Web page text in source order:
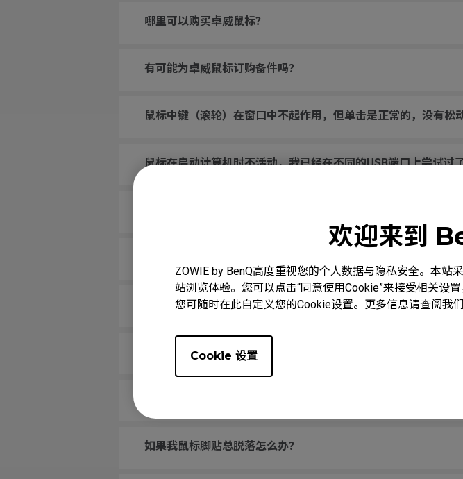
欢迎来到
ZOWIE by BenQ高度重视您的个人数据与隐私安全。本
站浏览体验。您可以点击“同意使用Cookie”来接受相关设
您可随时在此自定义您的Cookie设置。更多信息请查阅我
Cookie 设置
哪里可以购买卓威鼠标？
有可能为卓威鼠标订购备件吗？
鼠标中键（滚轮）在窗口中不起作用，但单击是正常的，没有松
鼠标在启动计算机时不活动，我已经在不同的USB端口上尝试过
滚轮松动，快速移动鼠标时会发出声音。
电脑无法识别我的鼠标。信息显示“未知USB设备”。
如果我鼠标脚贴总脱落怎么办？